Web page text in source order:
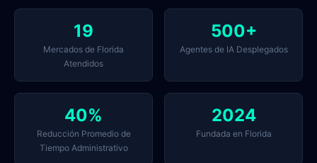
19
Mercados de Florida
Atendidos
500+
Agentes de IA Desplegados
40%
Reducción Promedio de
Tiempo Administrativo
2024
Fundada en Florida